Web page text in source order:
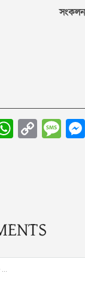
সংকলন
Copy
Link